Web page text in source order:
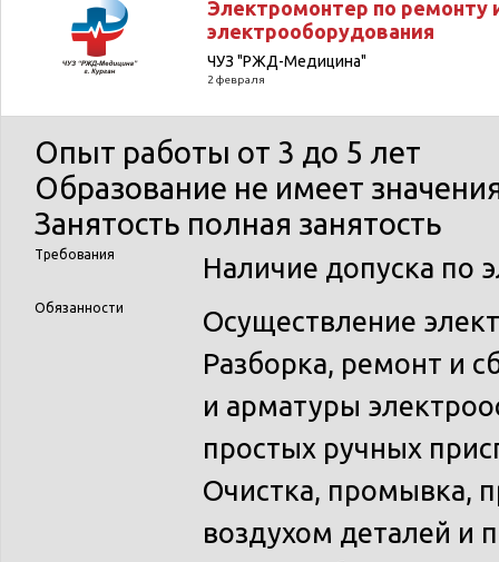
Электромонтер по ремонту
электрооборудования
ЧУЗ "РЖД-Медицина"
2 февраля
Опыт работы от 3 до 5 лет
Образование не имеет
Занятость полная занятость
Требования Наличие допуска по
Обязанности
Осуществление
Разборка, ремонт и
и арматуры
простых ручных
Очистка, промывка,
воздухом деталей и